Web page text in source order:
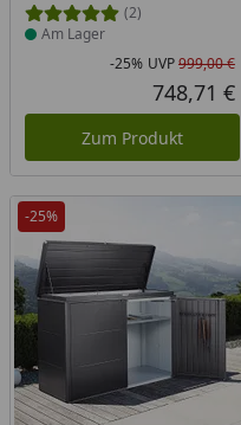
(2)
Am Lager
-25% UVP999,00 €
748,71 €
Zum Produkt
-25%